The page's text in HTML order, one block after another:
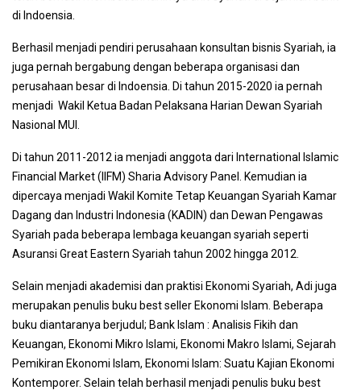
di Indoensia.
Berhasil menjadi pendiri perusahaan konsultan bisnis Syariah, ia
juga pernah bergabung dengan beberapa organisasi dan
perusahaan besar di Indoensia. Di tahun 2015-2020 ia pernah
menjadi Wakil Ketua Badan Pelaksana Harian Dewan Syariah
Nasional MUI.
Di tahun 2011-2012 ia menjadi anggota dari International Islamic
Financial Market (IIFM) Sharia Advisory Panel. Kemudian ia
dipercaya menjadi Wakil Komite Tetap Keuangan Syariah Kamar
Dagang dan Industri Indonesia (KADIN) dan Dewan Pengawas
Syariah pada beberapa lembaga keuangan syariah seperti
Asuransi Great Eastern Syariah tahun 2002 hingga 2012.
Selain menjadi akademisi dan praktisi Ekonomi Syariah, Adi juga
merupakan penulis buku best seller Ekonomi Islam. Beberapa
buku diantaranya berjudul; Bank Islam : Analisis Fikih dan
Keuangan, Ekonomi Mikro Islami, Ekonomi Makro Islami, Sejarah
Pemikiran Ekonomi Islam, Ekonomi Islam: Suatu Kajian Ekonomi
Kontemporer. Selain telah berhasil menjadi penulis buku best